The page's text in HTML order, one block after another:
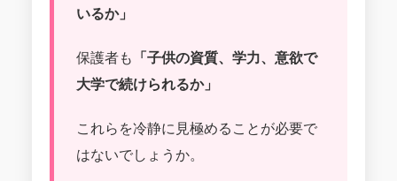
いるか」
保護者も
「子供の資質、学力、意欲で
大学で続けられるか」
これらを冷静に見極めることが必要で
はないでしょうか。